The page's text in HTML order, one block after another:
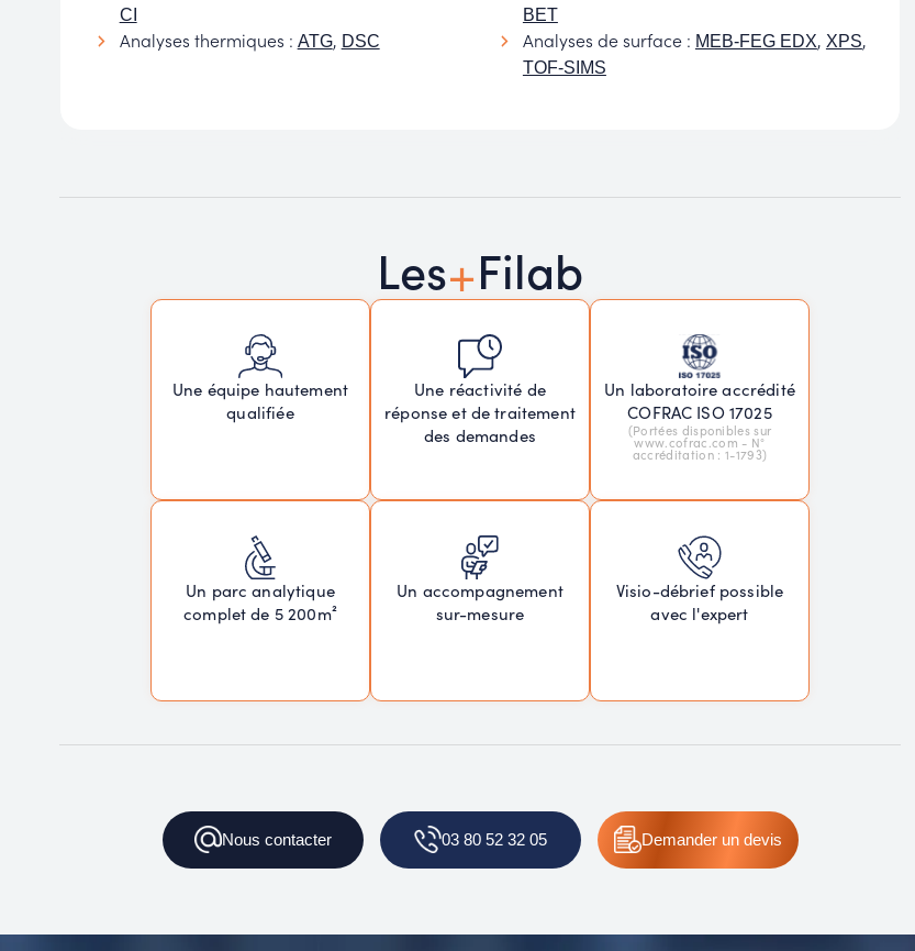
CI
Analyses thermiques : ATG, DSC
BET
Analyses de surface : MEB-FEG EDX, XPS,
TOF-SIMS
Les+Filab
Une équipe hautement
qualifiée
Une réactivité de
réponse et de traitement
des demandes
Un laboratoire accrédité
COFRAC ISO 17025
(Portées disponibles sur
www.cofrac.com - N°
accréditation : 1-1793)
Un parc analytique
complet de 5 200m²
Un accompagnement
sur-mesure
Visio-débrief possible
avec l'expert
Nous contacter 03 80 52 32 05 Demanderun devis